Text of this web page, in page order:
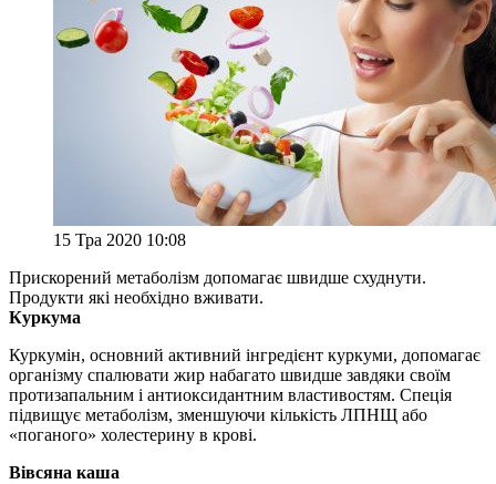
15 Тра 2020 10:08
Прискорений метаболізм допомагає швидше схуднути.
Продукти які необхідно вживати.
Куркума
Куркумін, основний активний інгредієнт куркуми, допомагає
організму спалювати жир набагато швидше завдяки своїм
протизапальним і антиоксидантним властивостям. Спеція
підвищує метаболізм, зменшуючи кількість ЛПНЩ або
«поганого» холестерину в крові.
Вівсяна каша